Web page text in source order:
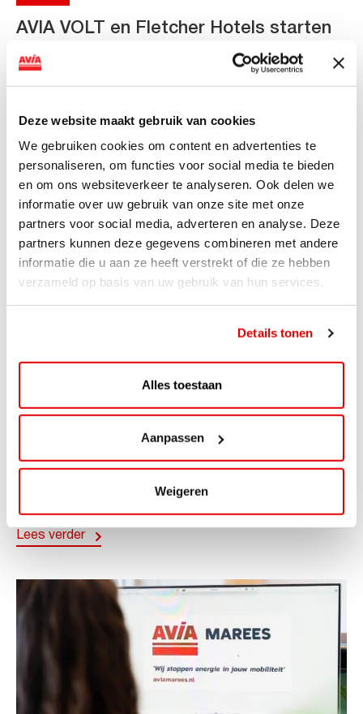
Deze website maakt gebruik van cookies
We gebruiken cookies om content en advertenties te
personaliseren, om functies voor social media te bieden
en om ons websiteverkeer te analyseren. Ook delen we
informatie over uw gebruik van onze site met onze
partners voor social media, adverteren en analyse. Deze
partners kunnen deze gegevens combineren met andere
informatie die u aan ze heeft verstrekt of die ze hebben
verzameld op basis van uw gebruik van hun services.
Details tonen
Alles toestaan
Aanpassen
Weigeren
AVIA VOLT en Fletcher Hotels starten
landelijke uitrol van DC-
snellaadinfrastructuur
van DC-snellaadinfrastructuur AVIA VOLT en...
Lees verder
ACTIE
ViaAVIA Super Deal: 20% korting bij
ViaLuxury Hotels
ViaAVIA Super Deal: €25 korting bij ViaLuxury Hotels
Toe aan een ontspannen nachtje...
Lees verder